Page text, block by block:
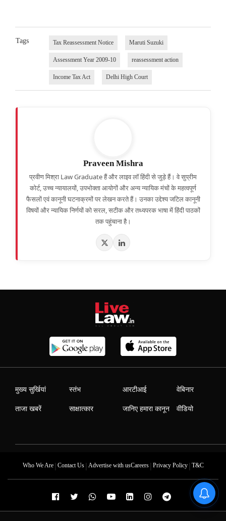
Tags Tax Reassessment Notice Maruti Suzuki
Assessment Year 2009-10 reassessment action
Income Tax Act Delhi High Court
Praveen Mishra
प्रवीण मिश्रा Law Graduate हैं और लाइव लॉ हिंदी से जुड़े हैं। वे सुप्रीम
कोर्ट, उच्च न्यायालयों, उपभोक्ता आयोगों और अन्य न्यायिक मंचों के महत्वपूर्ण
फैसलों एवं कानूनी घटनाक्रमों पर लेखन करते हैं। उनका उद्देश्य जटिल कानूनी
विषयों और न्यायिक निर्णयों को सरल, सटीक और तथ्यपरक भाषा में हिंदी पाठकों
तक पहुंचाना है।
मुख्य सुर्खियां
ताजा खबरें
स्तंभ
साक्षात्कार
आरटीआई
जानिए हमारा कानून
वेबिनार
वीडियो
Who We Are| Contact Us| Advertise with usCareers| Privacy Policy| T&C